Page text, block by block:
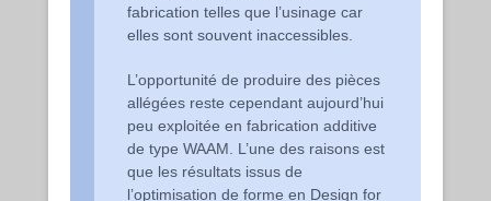
fabrication telles que l’usinage car
elles sont souvent inaccessibles.
L’opportunité de produire des pièces
allégées reste cependant aujourd’hui
peu exploitée en fabrication additive
de type WAAM. L’une des raisons est
que les résultats issus de
l’optimisation de forme en Design for